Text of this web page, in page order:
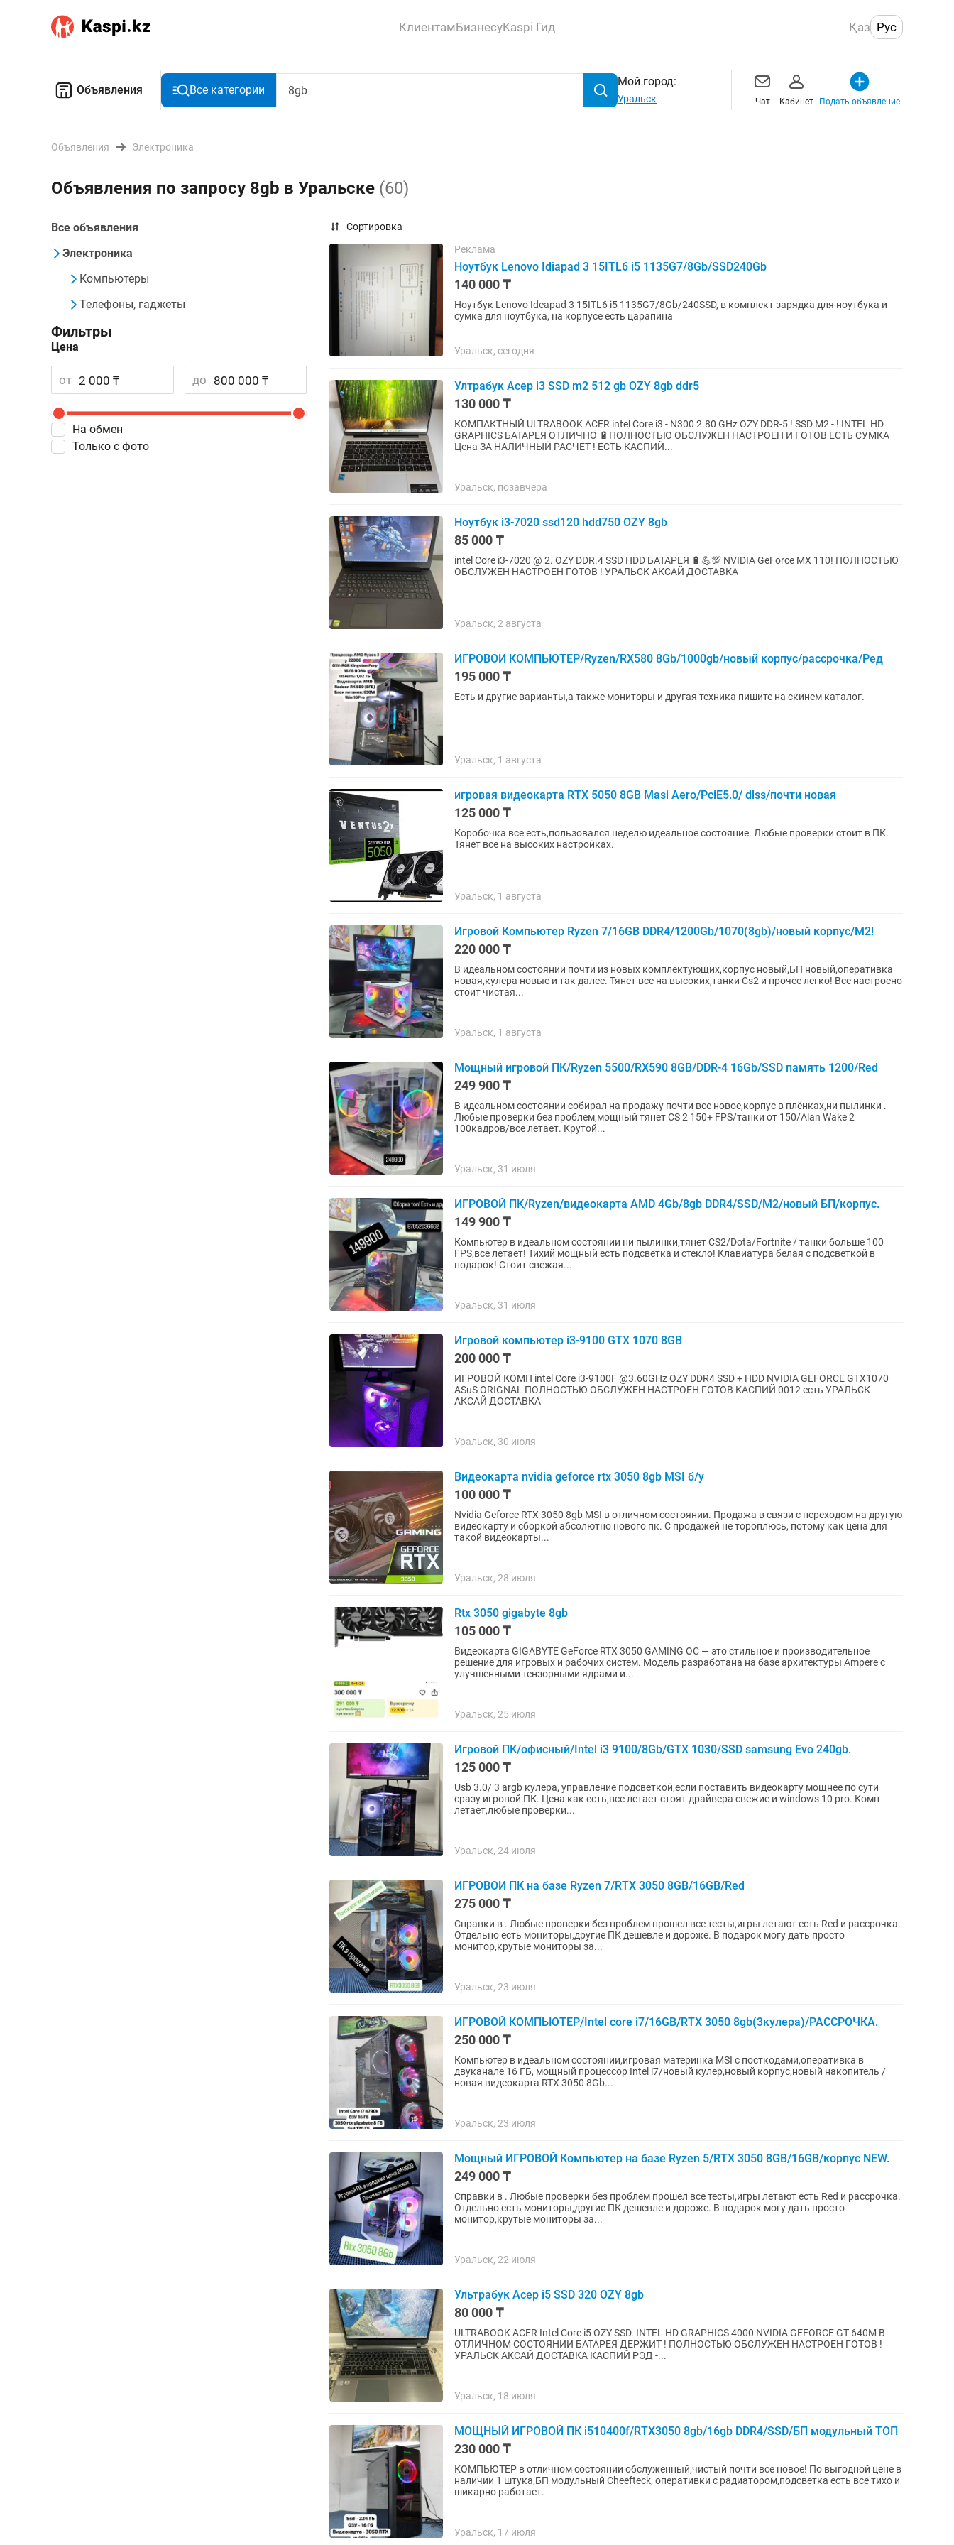
КлиентамБизнесуKaspi Гид Қаз Рус
Объявления Все категории
Мой город:
Уральск Чат Кабинет Подать объявление
Объявления Электроника
Объявления по запросу 8gb в Уральске (60)
Все объявления
Электроника
Компьютеры
Телефоны, гаджеты
Фильтры
Цена
от до
На обмен
Только с фото
Сортировка
Реклама
Ноутбук Lenovo Idiapad 3 15ITL6 i5 1135G7/8Gb/SSD240Gb
140 000 ₸
Ноутбук Lenovo Ideapad 3 15ITL6 i5 1135G7/8Gb/240SSD, в комплект зарядка для ноутбука и
сумка для ноутбука, на корпусе есть царапина
Уральск, сегодня
Ултрабук Асер i3 SSD m2 512 gb OZY 8gb ddr5
130 000 ₸
КОМПАКТНЫЙ ULTRABOOK ACER intel Core i3 - N300 2.80 GHz OZY DDR-5 ! SSD M2 - ! INTEL HD
GRAPHICS БАТАРЕЯ ОТЛИЧНО 🔋ПОЛНОСТЬЮ ОБСЛУЖЕН НАСТРОЕН И ГОТОВ ЕСТЬ СУМКА
Цена ЗА НАЛИЧНЫЙ РАСЧЕТ ! ЕСТЬ КАСПИЙ...
Уральск, позавчера
Ноутбук i3-7020 ssd120 hdd750 OZY 8gb
85 000 ₸
intel Core i3-7020 @ 2. OZY DDR.4 SSD HDD БАТАРЕЯ 🔋💪💯 NVIDIA GeForce MX 110! ПОЛНОСТЬЮ
ОБСЛУЖЕН НАСТРОЕН ГОТОВ ! УРАЛЬСК АКСАЙ ДОСТАВКА
Уральск, 2 августа
ИГРОВОЙ КОМПЬЮТЕР/Ryzen/RX580 8Gb/1000gb/новый корпус/рассрочка/Ред
195 000 ₸
Есть и другие варианты,а также мониторы и другая техника пишите на скинем каталог.
Уральск, 1 августа
игровая видеокарта RTX 5050 8GB Masi Aero/PciE5.0/ dlss/почти новая
125 000 ₸
Коробочка все есть,пользовался неделю идеальное состояние. Любые проверки стоит в ПК.
Тянет все на высоких настройках.
Уральск, 1 августа
Игровой Компьютер Ryzen 7/16GB DDR4/1200Gb/1070(8gb)/новый корпус/M2!
220 000 ₸
В идеальном состоянии почти из новых комплектующих,корпус новый,БП новый,оперативка
новая,кулера новые и так далее. Тянет все на высоких,танки Cs2 и прочее легко! Все настроено
стоит чистая...
Уральск, 1 августа
Мощный игровой ПК/Ryzen 5500/RX590 8GB/DDR-4 16Gb/SSD память 1200/Red
249 900 ₸
В идеальном состоянии собирал на продажу почти все новое,корпус в плёнках,ни пылинки .
Любые проверки без проблем,мощный тянет CS 2 150+ FPS/танки от 150/Alan Wake 2
100кадров/все летает. Крутой...
Уральск, 31 июля
ИГРОВОЙ ПК/Ryzen/видеокарта AMD 4Gb/8gb DDR4/SSD/M2/новый БП/корпус.
149 900 ₸
Компьютер в идеальном состоянии ни пылинки,тянет CS2/Dota/Fortnite / танки больше 100
FPS,все летает! Тихий мощный есть подсветка и стекло! Клавиатура белая с подсветкой в
подарок! Стоит свежая...
Уральск, 31 июля
Игровой компьютер i3-9100 GTX 1070 8GB
200 000 ₸
ИГРОВОЙ КОМП intel Core i3-9100F @3.60GHz OZY DDR4 SSD + HDD NVIDIA GEFORCE GTX1070
ASuS ORIGNAL ПОЛНОСТЬЮ ОБСЛУЖЕН НАСТРОЕН ГОТОВ КАСПИЙ 0012 есть УРАЛЬСК
АКСАЙ ДОСТАВКА
Уральск, 30 июля
Видеокарта nvidia geforce rtx 3050 8gb MSI б/у
100 000 ₸
Nvidia Geforce RTX 3050 8gb MSI в отличном состоянии. Продажа в связи с переходом на другую
видеокарту и сборкой абсолютно нового пк. С продажей не тороплюсь, потому как цена для
такой видеокарты...
Уральск, 28 июля
Rtx 3050 gigabyte 8gb
105 000 ₸
Видеокарта GIGABYTE GeForce RTX 3050 GAMING OC — это стильное и производительное
решение для игровых и рабочих систем. Модель разработана на базе архитектуры Ampere с
улучшенными тензорными ядрами и...
Уральск, 25 июля
Игровой ПК/офисный/Intel i3 9100/8Gb/GTX 1030/SSD samsung Evo 240gb.
125 000 ₸
Usb 3.0/ 3 argb кулера, управление подсветкой,если поставить видеокарту мощнее по сути
сразу игровой ПК. Цена как есть,все летает стоят драйвера свежие и windows 10 pro. Комп
летает,любые проверки...
Уральск, 24 июля
ИГРОВОЙ ПК на базе Ryzen 7/RTX 3050 8GB/16GB/Red
275 000 ₸
Справки в . Любые проверки без проблем прошел все тесты,игры летают есть Red и рассрочка.
Отдельно есть мониторы,другие ПК дешевле и дороже. В подарок могу дать просто
монитор,крутые мониторы за...
Уральск, 23 июля
ИГРОВОЙ КОМПЬЮТЕР/Intel core i7/16GB/RTX 3050 8gb(3кулера)/РАССРОЧКА.
250 000 ₸
Компьютер в идеальном состоянии,игровая материнка MSI с посткодами,оперативка в
двуканале 16 ГБ, мощный процессор Intel i7/новый кулер,новый корпус,новый накопитель /
новая видеокарта RTX 3050 8Gb...
Уральск, 23 июля
Мощный ИГРОВОЙ Компьютер на базе Ryzen 5/RTX 3050 8GB/16GB/корпус NEW.
249 000 ₸
Справки в . Любые проверки без проблем прошел все тесты,игры летают есть Red и рассрочка.
Отдельно есть мониторы,другие ПК дешевле и дороже. В подарок могу дать просто
монитор,крутые мониторы за...
Уральск, 22 июля
Ультрабук Асер i5 SSD 320 OZY 8gb
80 000 ₸
ULTRABOOK ACER Intel Core i5 OZY SSD. INTEL HD GRAPHICS 4000 NVIDIA GEFORCE GT 640M В
ОТЛИЧНОМ СОСТОЯНИИ БАТАРЕЯ ДЕРЖИТ ! ПОЛНОСТЬЮ ОБСЛУЖЕН НАСТРОЕН ГОТОВ !
УРАЛЬСК АКСАЙ ДОСТАВКА КАСПИЙ РЭД -...
Уральск, 18 июля
МОЩНЫЙ ИГРОВОЙ ПК i510400f/RTX3050 8gb/16gb DDR4/SSD/БП модульный ТОП
230 000 ₸
КОМПЬЮТЕР в отличном состоянии обслуженный,чистый почти все новое! По выгодной цене в
наличии 1 штука,БП модульный Cheefteck, оперативки с радиатором,подсветка есть все тихо и
шикарно работает.
Уральск, 17 июля